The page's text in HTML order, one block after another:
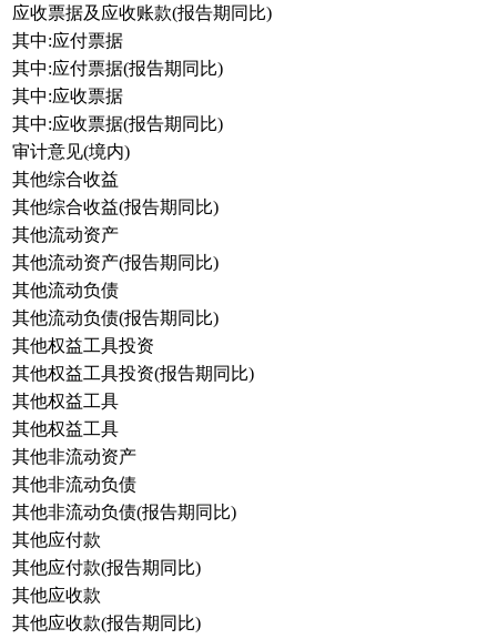
应收票据及应收账款(报告期同比)
其中:应付票据
其中:应付票据(报告期同比)
其中:应收票据
其中:应收票据(报告期同比)
审计意见(境内)
其他综合收益
其他综合收益(报告期同比)
其他流动资产
其他流动资产(报告期同比)
其他流动负债
其他流动负债(报告期同比)
其他权益工具投资
其他权益工具投资(报告期同比)
其他权益工具
其他权益工具
其他非流动资产
其他非流动负债
其他非流动负债(报告期同比)
其他应付款
其他应付款(报告期同比)
其他应收款
其他应收款(报告期同比)